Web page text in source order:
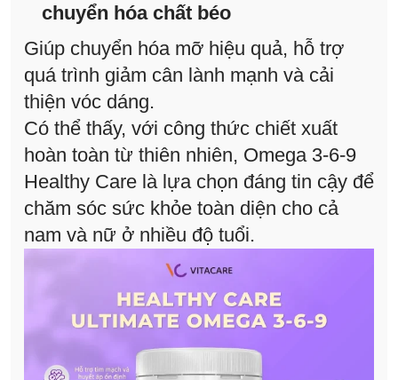
chuyển hóa chất béo
Giúp chuyển hóa mỡ hiệu quả, hỗ trợ
quá trình giảm cân lành mạnh và cải
thiện vóc dáng.
Có thể thấy, với công thức chiết xuất
hoàn toàn từ thiên nhiên, Omega 3-6-9
Healthy Care là lựa chọn đáng tin cậy để
chăm sóc sức khỏe toàn diện cho cả
nam và nữ ở nhiều độ tuổi.